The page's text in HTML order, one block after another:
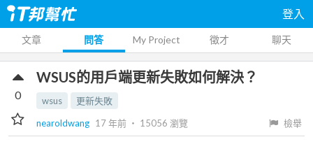
登入
文章 問答 My Project 徵才 聊天
WSUS的用戶端更新失敗如何解決？
wsus
更新失敗
nearoldwang 17 年前 ‧ 15056 瀏覽 檢舉
0